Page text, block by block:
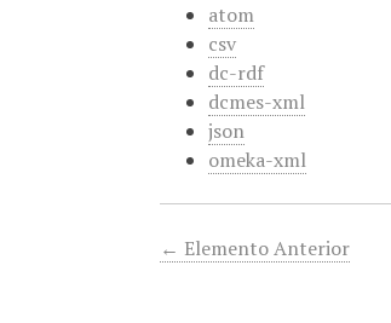
atom
csv
dc-rdf
dcmes-xml
json
omeka-xml
← Elemento Anterior